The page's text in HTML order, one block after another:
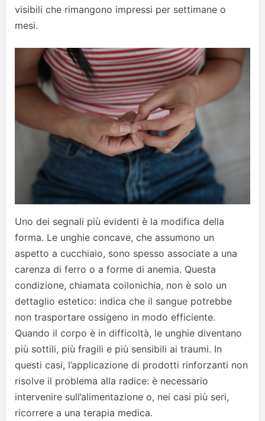
visibili che rimangono impressi per settimane o
mesi.
Uno dei segnali più evidenti è la modifica della
forma. Le unghie concave, che assumono un
aspetto a cucchiaio, sono spesso associate a una
carenza di ferro o a forme di anemia. Questa
condizione, chiamata coilonichia, non è solo un
dettaglio estetico: indica che il sangue potrebbe
non trasportare ossigeno in modo efficiente.
Quando il corpo è in difficoltà, le unghie diventano
più sottili, più fragili e più sensibili ai traumi. In
questi casi, l’applicazione di prodotti rinforzanti non
risolve il problema alla radice: è necessario
intervenire sull’alimentazione o, nei casi più seri,
ricorrere a una terapia medica.